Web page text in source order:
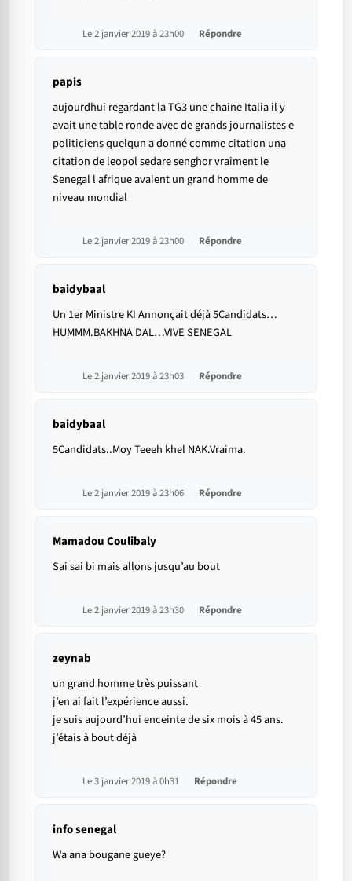
Le 2 janvier 2019 à 23h00 Répondre
papis
aujourdhui regardant la TG3 une chaine Italia il y
avait une table ronde avec de grands journalistes e
politiciens quelqun a donné comme citation una
citation de leopol sedare senghor vraiment le
Senegal l afrique avaient un grand homme de
niveau mondial
Le 2 janvier 2019 à 23h00 Répondre
baidybaal
Un 1er Ministre KI Annonçait déjà 5Candidats…
HUMMM.BAKHNA DAL…VIVE SENEGAL
Le 2 janvier 2019 à 23h03 Répondre
baidybaal
5Candidats..Moy Teeeh khel NAK.Vraima.
Le 2 janvier 2019 à 23h06 Répondre
Mamadou Coulibaly
Sai sai bi mais allons jusqu’au bout
Le 2 janvier 2019 à 23h30 Répondre
zeynab
un grand homme très puissant
j’en ai fait l’expérience aussi.
je suis aujourd’hui enceinte de six mois à 45 ans.
j’étais à bout déjà
Le 3 janvier 2019 à 0h31 Répondre
info senegal
Wa ana bougane gueye?